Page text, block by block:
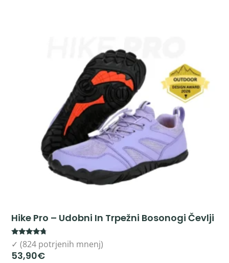
Hike Pro – Udobni In Trpežni Bosonogi Čevlji
Rated
4.50
out of 5
✓ (824 potrjenih mnenj)
53,90€